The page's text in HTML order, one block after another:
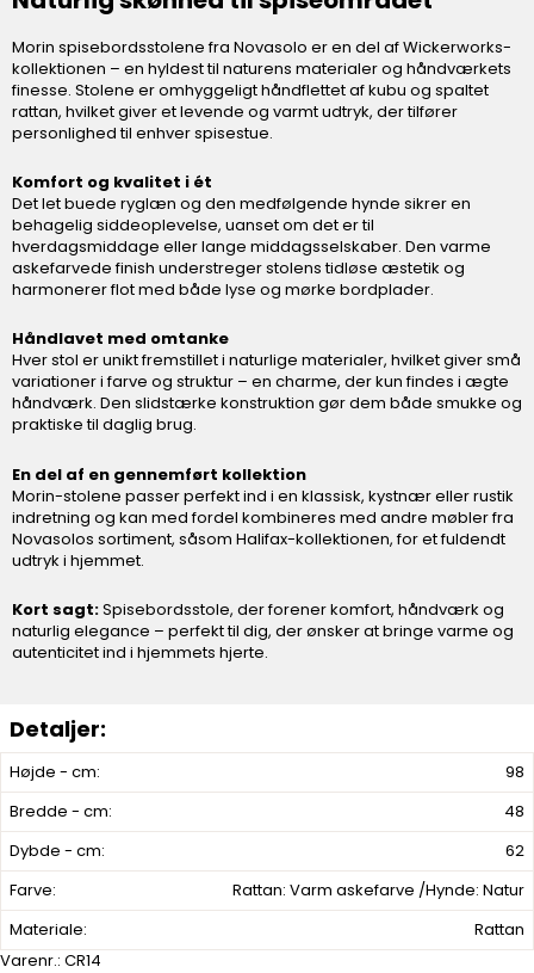
Højde - cm:
98
Bredde - cm:
48
Dybde - cm:
62
Farve:
Rattan: Varm askefarve /Hynde: Natur
Materiale:
Rattan
Varenr.: CR14
Morin spisebordsstolene fra Novasolo er en del af Wickerworks-
kollektionen – en hyldest til naturens materialer og håndværkets
finesse. Stolene er omhyggeligt håndflettet af kubu og spaltet
rattan, hvilket giver et levende og varmt udtryk, der tilfører
personlighed til enhver spisestue.
Komfort og kvalitet i ét
Det let buede ryglæn og den medfølgende hynde sikrer en
behagelig siddeoplevelse, uanset om det er til
hverdagsmiddage eller lange middagsselskaber. Den varme
askefarvede finish understreger stolens tidløse æstetik og
harmonerer flot med både lyse og mørke bordplader.
Håndlavet med omtanke
Hver stol er unikt fremstillet i naturlige materialer, hvilket giver små
variationer i farve og struktur – en charme, der kun findes i ægte
håndværk. Den slidstærke konstruktion gør dem både smukke og
praktiske til daglig brug.
En del af en gennemført kollektion
Morin-stolene passer perfekt ind i en klassisk, kystnær eller rustik
indretning og kan med fordel kombineres med andre møbler fra
Novasolos sortiment, såsom Halifax-kollektionen, for et fuldendt
udtryk i hjemmet.
Kort sagt:Spisebordsstole, der forener komfort, håndværk og
naturlig elegance – perfekt til dig, der ønsker at bringe varme og
autenticitet ind i hjemmets hjerte.